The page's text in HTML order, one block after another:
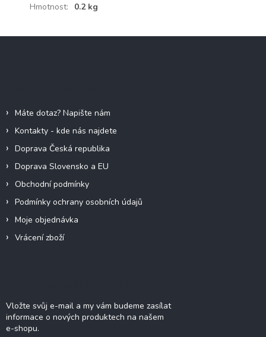
Hmotnost: 0.2 kg
Máte dotaz? Napište nám
Kontakty - kde nás najdete
Doprava Česká republika
Doprava Slovensko a EU
Obchodní podmínky
Podmínky ochrany osobních údajů
Moje objednávka
Vrácení zboží
Vložte svůj e-mail a my vám budeme zasílat
informace o nových produktech na našem
e-shopu.